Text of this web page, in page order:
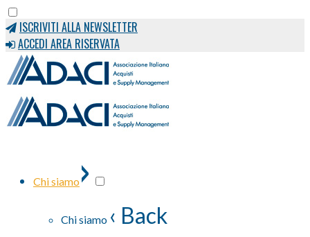
ISCRIVITI ALLA NEWSLETTER
ACCEDI AREA RISERVATA
Chi siamo ›
Chi siamo ‹ Back